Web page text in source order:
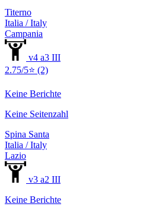
Titerno
Italia / Italy
Campania
v4 a3 III
2.75/5⭐ (2)
Keine Berichte
Keine Seitenzahl
Spina Santa
Italia / Italy
Lazio
v3 a2 III
Keine Berichte